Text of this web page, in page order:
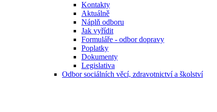
Kontakty
Aktuálně
Náplň odboru
Jak vyřídit
Formuláře - odbor dopravy
Poplatky
Dokumenty
Legislativa
Odbor sociálních věcí, zdravotnictví a školství